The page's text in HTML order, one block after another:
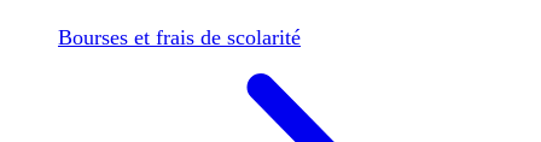
Bourses et frais de scolarité